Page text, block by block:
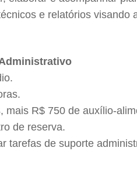
e relatórios
mais R$ 750 de auxílio-
de reserva.
tarefas de suporte